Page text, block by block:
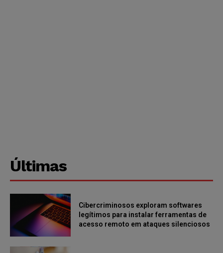
Últimas
Cibercriminosos exploram softwares
legítimos para instalar ferramentas de
acesso remoto em ataques silenciosos